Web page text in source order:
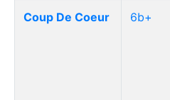
Coup De Coeur 6b+